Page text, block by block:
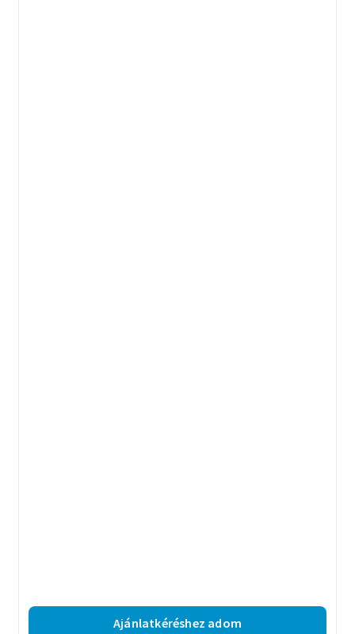
Ajánlatkéréshez adom